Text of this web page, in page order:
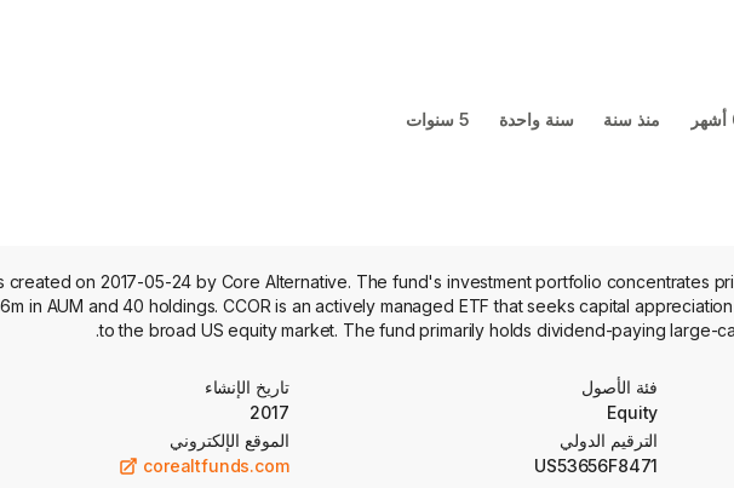
منذ سنة سنة واحدة 5 سنوات
created on 2017-05-24 by Core Alternative. The fund's investment portfolio concentrates
in AUM and 40 holdings. CCOR is an actively managed ETF that seeks capital
to the broad US equity market. The fund primarily holds dividend-paying large-
فئة الأصول
Equity
تاريخ الإنشاء
2017
الترقيم الدولي
US53656F8471
الموقع الإلكتروني
corealtfunds.com